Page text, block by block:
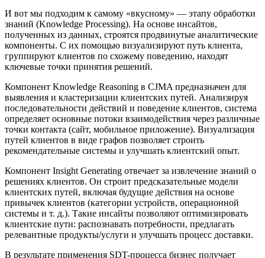
И вот мы подходим к самому «вкусному» — этапу обработки
знаний (Knowledge Processing). На основе инсайтов,
полученных из данных, строятся продвинутые аналитические
компоненты. С их помощью визуализируют путь клиента,
группируют клиентов по схожему поведению, находят
ключевые точки принятия решений.
Компонент Knowledge Reasoning в CJMA предназначен для
выявления и кластеризации клиентских путей. Анализируя
последовательности действий и поведение клиентов, система
определяет основные потоки взаимодействия через различные
точки контакта (сайт, мобильное приложение). Визуализация
путей клиентов в виде графов позволяет строить
рекомендательные системы и улучшать клиентский опыт.
Компонент Insight Generating отвечает за извлечение знаний о
решениях клиентов. Он строит предсказательные модели
клиентских путей, включая будущие действия на основе
привычек клиентов (категории устройств, операционной
системы и т. д.). Такие инсайты позволяют оптимизировать
клиентские пути: распознавать потребности, предлагать
релевантные продукты/услуги и улучшать процесс доставки.
В результате применения SDT-процесса бизнес получает